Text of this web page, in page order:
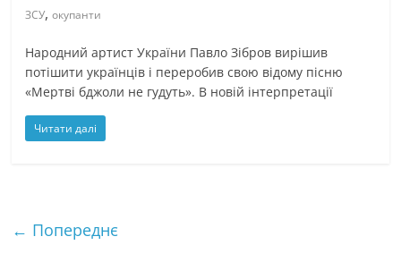
ЗСУ,окупанти
Народний артист України Павло Зібров вирішив
потішити українців і переробив свою відому пісню
«Мертві бджоли не гудуть». В новій інтерпретації
Читати далі
← Попереднє